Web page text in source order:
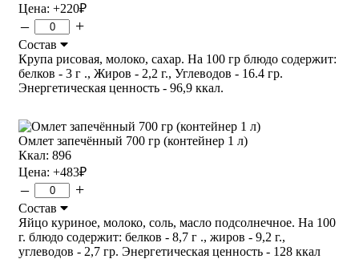
Цена: +220₽
– +
Состав
Крупа рисовая, молоко, сахар. На 100 гр блюдо содержит:
белков - 3 г ., Жиров - 2,2 г., Углеводов - 16.4 гр.
Энергетическая ценность - 96,9 ккал.
Омлет запечённый 700 гр (контейнер 1 л)
Ккал: 896
Цена: +483₽
– +
Состав
Яйцо куриное, молоко, соль, масло подсолнечное. На 100
г. блюдо содержит: белков - 8,7 г ., жиров - 9,2 г.,
углеводов - 2,7 гр. Энергетическая ценность - 128 ккал